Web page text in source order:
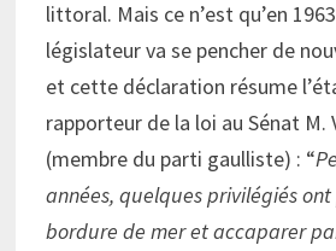
littoral. Mais ce n’est qu’en
législateur va se pencher de
et cette déclaration résume
rapporteur de la loi au Sénat M.
(membre du parti gaulliste) : “
années, quelques privilégiés
bordure de mer et accaparer